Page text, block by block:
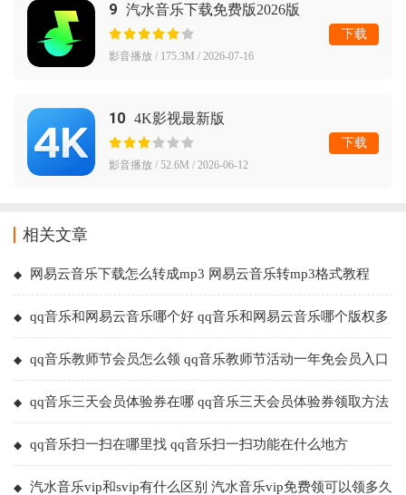
9 汽水音乐下载免费版2026版
影音播放 / 175.3M / 2026-07-16
下载
10 4K影视最新版
影音播放 / 52.6M / 2026-06-12
下载
相关文章
网易云音乐下载怎么转成mp3 网易云音乐转mp3格式教程
qq音乐和网易云音乐哪个好 qq音乐和网易云音乐哪个版权多
qq音乐教师节会员怎么领 qq音乐教师节活动一年免会员入口
qq音乐三天会员体验券在哪 qq音乐三天会员体验券领取方法
qq音乐扫一扫在哪里找 qq音乐扫一扫功能在什么地方
汽水音乐vip和svip有什么区别 汽水音乐vip免费领可以领多久